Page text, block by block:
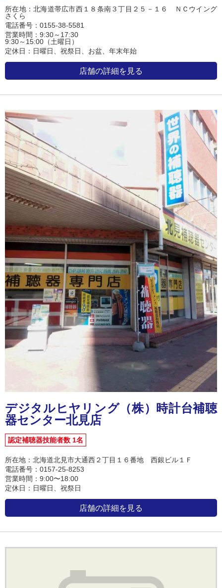
所在地：北海道帯広市西１８条南３丁目２５－１６ ＮＣウイング
さくら
電話番号：0155-38-5581
営業時間：9:30～17:30
9:30～15:00（土曜日）
定休日：日曜日、祝祭日、お盆、年末年始
店舗の詳細を見る
デジタルヒヤリング（株）時計台補聴
器センター北見店
認定補聴器技能者数 1名
所在地：北海道北見市大通西２丁目１６番地 西銀ビル１Ｆ
電話番号：0157-25-8253
営業時間：9:00〜18:00
定休日：日曜日、祝祭日
店舗の詳細を見る